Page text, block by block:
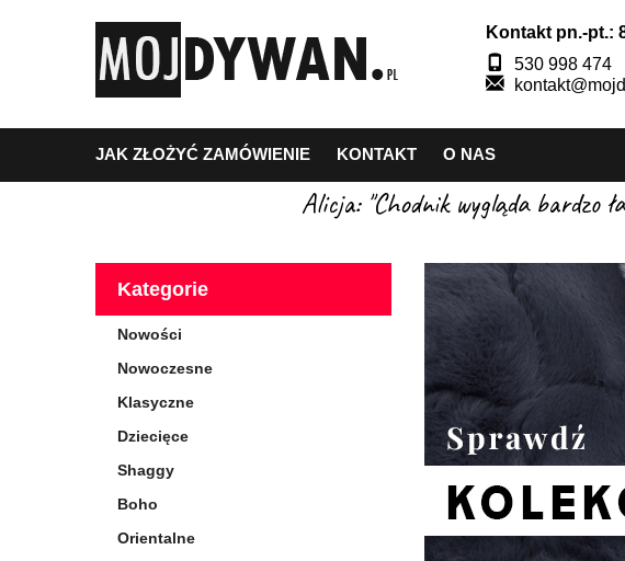
Kontakt pn.-pt.:
530 998 474
JAK ZŁOŻYĆ ZAMÓWIENIE KONTAKT O NAS
Alicja: "Chodnik wygląda bardzo
Kategorie
Nowości
Nowoczesne
Klasyczne
Dziecięce
Shaggy
Boho
Orientalne